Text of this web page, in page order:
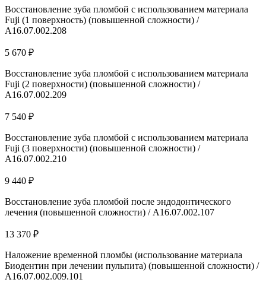
Восстановление зуба пломбой с использованием материала
Fuji (1 поверхность) (повышенной сложности) /
А16.07.002.208
5 670 ₽
Восстановление зуба пломбой с использованием материала
Fuji (2 поверхности) (повышенной сложности) /
А16.07.002.209
7 540 ₽
Восстановление зуба пломбой с использованием материала
Fuji (3 поверхности) (повышенной сложности) /
А16.07.002.210
9 440 ₽
Восстановление зуба пломбой после эндодонтического
лечения (повышенной сложности) / А16.07.002.107
13 370 ₽
Наложение временной пломбы (использование материала
Биодентин при лечении пульпита) (повышенной сложности) /
A16.07.002.009.101